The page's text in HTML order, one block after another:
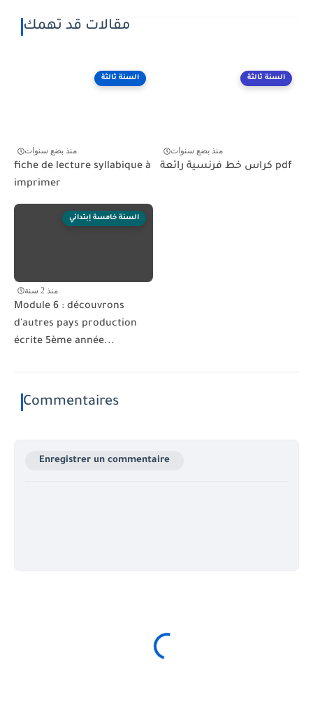
مقالات قد تهمك
السنة ثالثة
منذ بضع سنوات
fiche de lecture syllabique à
imprimer
السنة ثالثة
منذ بضع سنوات
كراس خط فرنسية رائعة pdf
السنة خامسة إبتدائي
منذ 2 سنة
Module 6 : découvrons
d'autres pays production
écrite 5ème année...
Commentaires
Enregistrer un commentaire